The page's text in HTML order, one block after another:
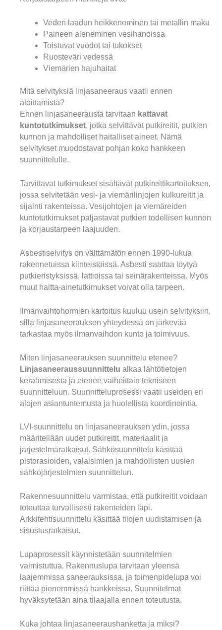
Veden laadun heikkeneminen tai metallin maku
Paineen aleneminen vesihanoissa
Toistuvat vuodot tai tukokset
Ruosteväri vedessä
Viemärien hajuhaitat
Mitä selvityksiä linjasaneeraus vaatii ennen
aloittamista?
Ennen linjasaneerausta tarvitaan kattavat
kuntotutkimukset, jotka selvittävät putkireitit, putkien
kunnon ja mahdolliset haitalliset aineet. Nämä
selvitykset muodostavat pohjan koko hankkeen
suunnittelulle.
Tarvittavat tutkimukset sisältävät putkireittikartoituksen,
jossa selvitetään vesi- ja viemärilinjojen kulkureitit ja
sijainti rakenteissa. Vesijohtojen ja viemäreiden
kuntotutkimukset paljastavat putkien todellisen kunnon
ja korjaustarpeen laajuuden.
Asbestiselvitys on välttämätön ennen 1990-lukua
rakennetuissa kiinteistöissä. Asbesti saattaa löytyä
putkieristyksissä, lattioissa tai seinärakenteissa. Myös
muut haitta-ainetutkimukset voivat olla tarpeen.
Ilmanvaihtohormien kartoitus kuuluu usein selvityksiin,
sillä linjasaneerauksen yhteydessä on järkevää
tarkastaa myös ilmanvaihdon kunto ja toimivuus.
Miten linjasaneerauksen suunnittelu etenee?
Linjasaneeraussuunnittelu alkaa lähtötietojen
keräämisestä ja etenee vaiheittain tekniseen
suunnitteluun. Suunnitteluprosessi vaatii useiden eri
alojen asiantuntemusta ja huolellista koordinointia.
LVI-suunnittelu on linjasaneerauksen ydin, jossa
määritellään uudet putkireitit, materiaalit ja
järjestelmäratkaisut. Sähkösuunnittelu käsittää
pistorasioiden, valaisimien ja mahdollisten uusien
sähköjärjestelmien suunnittelun.
Rakennesuunnittelu varmistaa, että putkireitit voidaan
toteuttaa turvallisesti rakenteiden läpi.
Arkkitehtisuunnittelu käsittää tilojen uudistamisen ja
sisustusratkaisut.
Lupaprosessit käynnistetään suunnitelmien
valmistuttua. Rakennuslupa tarvitaan yleensä
laajemmissa saneerauksissa, ja toimenpidelupa voi
riittää pienemmissä hankkeissa. Suunnitelmat
hyväksytetään aina tilaajalla ennen toteutusta.
Kuka johtaa linjasaneeraushanketta ja miksi?